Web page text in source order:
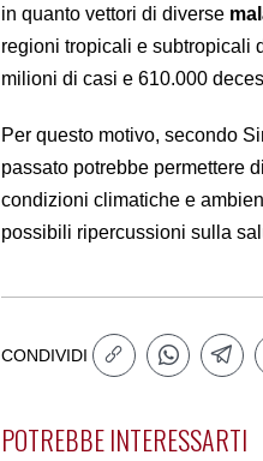
in quanto vettori di diverse
regioni tropicali e subtropicali
milioni di casi e 610.000
Per questo motivo, secondo
passato potrebbe permettere
condizioni climatiche e
possibili ripercussioni sulla
CONDIVIDI
POTREBBE INTERESSARTI